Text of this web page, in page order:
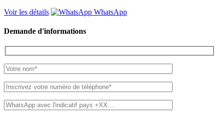
Voir les détails
WhatsApp
Demande d'informations